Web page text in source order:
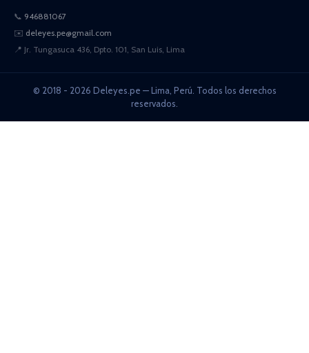
📞 946881067
✉️ deleyes.pe@gmail.com
📍 Jr. Tungasuca 436, Dpto. 101, San Luis, Lima
© 2018 - 2026 Deleyes.pe — Lima, Perú. Todos los derechos
reservados.